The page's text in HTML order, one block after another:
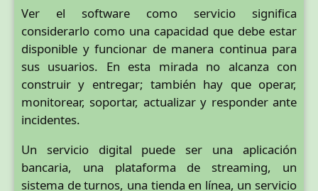
Ver el software como servicio significa
considerarlo como una capacidad que debe estar
disponible y funcionar de manera continua para
sus usuarios. En esta mirada no alcanza con
construir y entregar; también hay que operar,
monitorear, soportar, actualizar y responder ante
incidentes.
Un servicio digital puede ser una aplicación
bancaria, una plataforma de streaming, un
sistema de turnos, una tienda en línea, un servicio